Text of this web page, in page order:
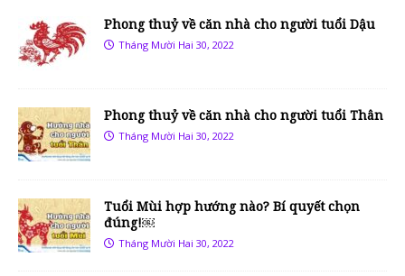
Phong thuỷ về căn nhà cho người tuổi Dậu
Tháng Mười Hai 30, 2022
Phong thuỷ về căn nhà cho người tuổi Thân
Tháng Mười Hai 30, 2022
Tuổi Mùi hợp hướng nào? Bí quyết chọn
đúng!￼
Tháng Mười Hai 30, 2022